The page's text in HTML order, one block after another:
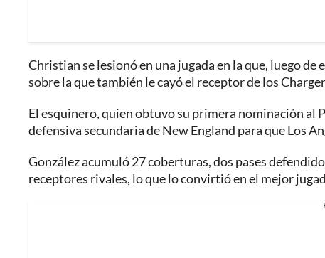
Christian se lesionó en una jugada en la que, luego
sobre la que también le cayó el receptor de los
El esquinero, quien obtuvo su primera nominación al
defensiva secundaria de New England para que Los
González acumuló 27 coberturas, dos pases
receptores rivales, lo que lo convirtió en el mejor